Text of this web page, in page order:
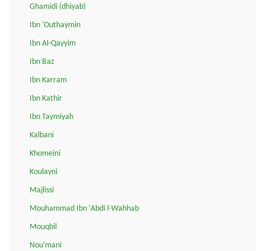
Ghamidi (dhiyab)
Ibn 'Outhaymin
Ibn Al-Qayyim
Ibn Baz
Ibn Karram
Ibn Kathir
Ibn Taymiyah
Kalbani
Khomeini
Koulayni
Majlissi
Mouhammad Ibn 'Abdi l-Wahhab
Mouqbil
Nou'mani